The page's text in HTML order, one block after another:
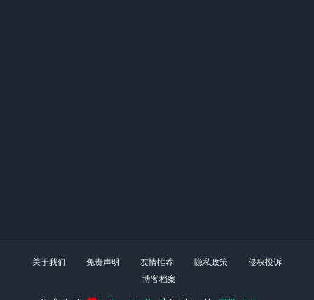
关于我们 免责声明 友情推荐 隐私政策
侵权投诉
博客档案